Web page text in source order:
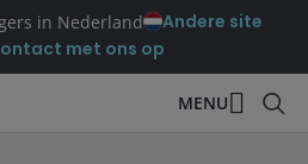
in Nederland
Andere site
met ons op
MENU